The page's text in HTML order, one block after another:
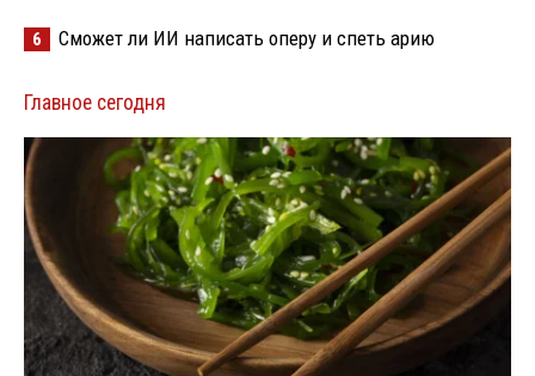
6 Сможет ли ИИ написать оперу и спеть арию
Главное сегодня